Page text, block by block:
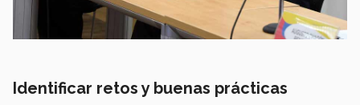
Identificar retos y buenas prácticas